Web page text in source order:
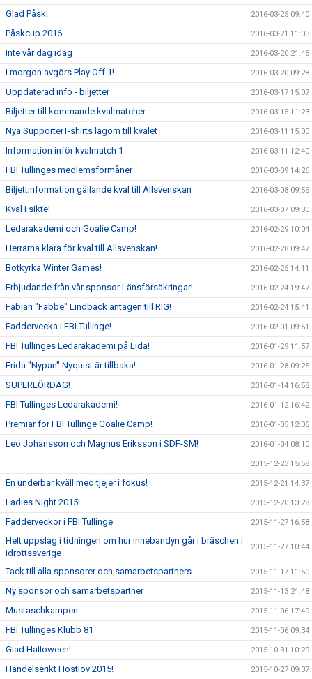
Glad Påsk! 2016-03-25 09:40
Påskcup 2016 2016-03-21 11:03
Inte vår dag idag 2016-03-20 21:46
I morgon avgörs Play Off 1! 2016-03-20 09:28
Uppdaterad info - biljetter 2016-03-17 15:07
Biljetter till kommande kvalmatcher 2016-03-15 11:23
Nya SupporterT-shirts lagom till kvalet 2016-03-11 15:00
Information inför kvalmatch 1 2016-03-11 12:40
FBI Tullinges medlemsförmåner 2016-03-09 14:26
Biljettinformation gällande kval till Allsvenskan 2016-03-08 09:56
Kval i sikte! 2016-03-07 09:30
Ledarakademi och Goalie Camp! 2016-02-29 10:04
Herrarna klara för kval till Allsvenskan! 2016-02-28 09:47
Botkyrka Winter Games! 2016-02-25 14:11
Erbjudande från vår sponsor Länsförsäkringar! 2016-02-24 19:47
Fabian "Fabbe" Lindbäck antagen till RIG! 2016-02-24 15:41
Faddervecka i FBI Tullinge! 2016-02-01 09:51
FBI Tullinges Ledarakademi på Lida! 2016-01-29 11:57
Frida "Nypan" Nyquist är tillbaka! 2016-01-28 09:25
SUPERLÖRDAG! 2016-01-14 16:58
FBI Tullinges Ledarakademi! 2016-01-12 16:42
Premiär för FBI Tullinge Goalie Camp! 2016-01-05 12:06
Leo Johansson och Magnus Eriksson i SDF-SM! 2016-01-04 08:10
2015-12-23 15:58
En underbar kväll med tjejer i fokus! 2015-12-21 14:37
Ladies Night 2015! 2015-12-20 13:28
Fadderveckor i FBI Tullinge 2015-11-27 16:58
Helt uppslag i tidningen om hur innebandyn går i bräschen i
idrottssverige
2015-11-27 10:44
Tack till alla sponsorer och samarbetspartners. 2015-11-17 11:50
Ny sponsor och samarbetspartner 2015-11-13 21:48
Mustaschkampen 2015-11-06 17:49
FBI Tullinges Klubb 81 2015-11-06 09:34
Glad Halloween! 2015-10-31 10:29
Händelserikt Höstlov 2015! 2015-10-27 09:37